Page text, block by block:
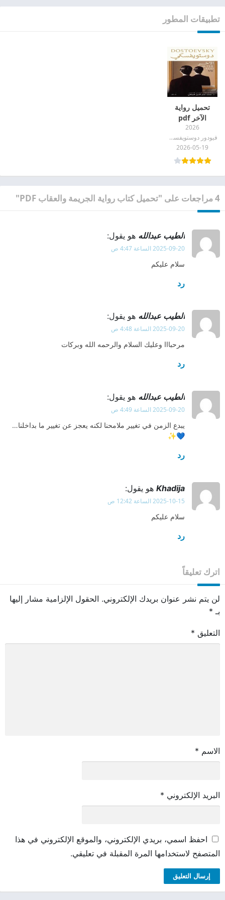
تطبيقات المطور
تحميل رواية
الآخر pdf
2026
فيودور دوستويفسكي
2026-05-19
4 مراجعات على "تحميل كتاب رواية الجريمة والعقاب PDF"
الطيب عبدالله هو يقول:
2025-09-20 الساعة 4:47 ص
سلام عليكم
رد
الطيب عبدالله هو يقول:
2025-09-20 الساعة 4:48 ص
مرحبااا وعليك السلام والرحمه الله وبركات
رد
الطيب عبدالله هو يقول:
2025-09-20 الساعة 4:49 ص
يبدع الزمن في تغيير ملامحنا لكنه يعجز عن تغيير ما بداخلنا…
💙✨️
رد
Khadija هو يقول:
2025-10-15 الساعة 12:42 ص
سلام عليكم
رد
اترك تعليقاً
لن يتم نشر عنوان بريدك الإلكتروني. الحقول الإلزامية مشار إليها
بـ *
التعليق *
الاسم *
البريد الإلكتروني *
احفظ اسمي، بريدي الإلكتروني، والموقع الإلكتروني في هذا
المتصفح لاستخدامها المرة المقبلة في تعليقي.